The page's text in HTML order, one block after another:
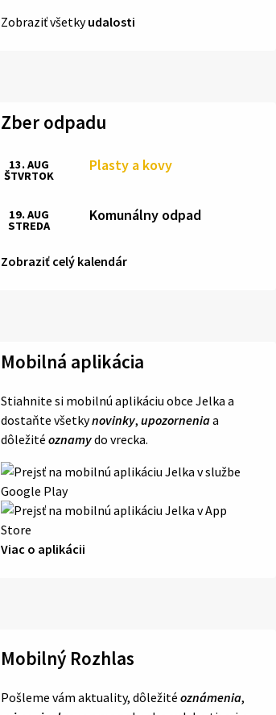
Zobraziť všetkyudalosti
Zber odpadu
Plasty a kovy
13. AUG
ŠTVRTOK
Komunálny odpad
19. AUG
STREDA
Zobraziť celý kalendár
Mobilná aplikácia
Stiahnite si mobilnú aplikáciu obce Jelka a
dostaňte všetkynovinky, upozorneniaa
dôležité oznamydo vrecka.
Viac o aplikácii
Mobilný Rozhlas
Pošleme vám aktuality, dôležité oznámenia,